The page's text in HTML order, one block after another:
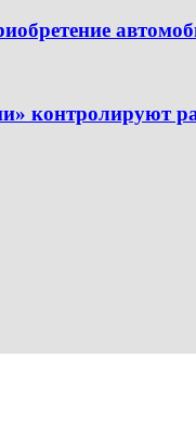
контролируют